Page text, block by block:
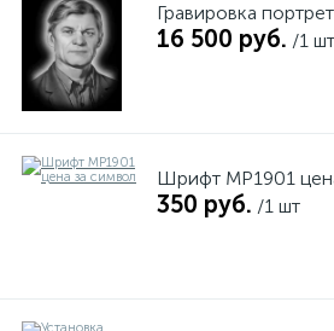
Гравировка
16 500 руб. /1 шт
Шрифт MP1901
350 руб. /1 шт